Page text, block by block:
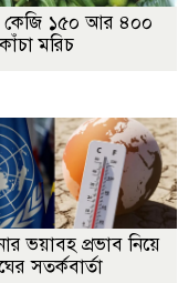
কেজি ১৫০ আর ৪০০
মরিচ
ভয়াবহ প্রভাব নিয়ে
সতর্কবার্তা